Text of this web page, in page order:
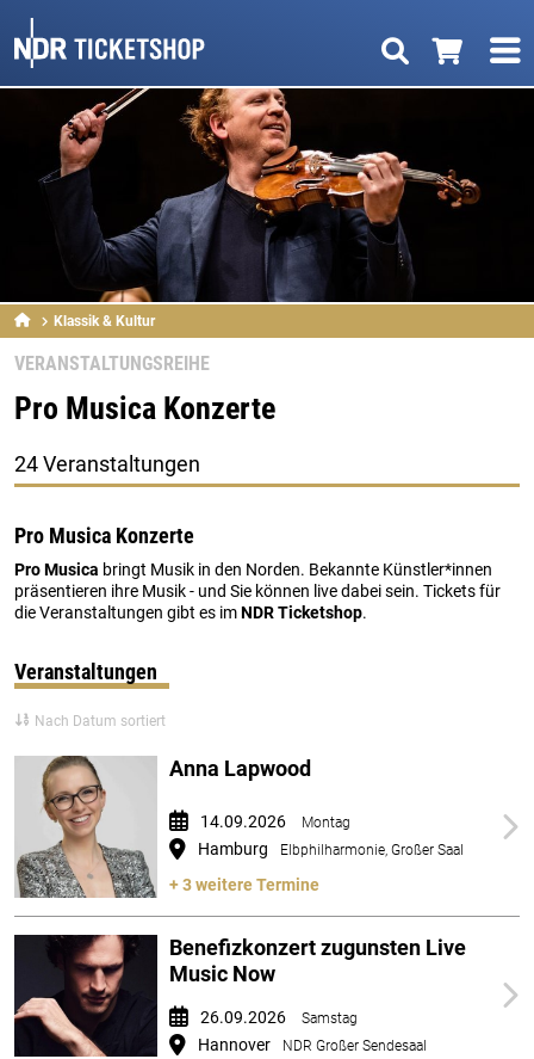
Klassik & Kultur
VERANSTALTUNGSREIHE
Pro Musica Konzerte
24 Veranstaltungen
Pro Musica Konzerte
Pro Musica bringt Musik in den Norden. Bekannte Künstler*innen
präsentieren ihre Musik - und Sie können live dabei sein. Tickets für
die Veranstaltungen gibt es imNDR Ticketshop.
Veranstaltungen
Nach Datum sortiert
Anna Lapwood
14.09.2026 Montag
Hamburg Elbphilharmonie, Großer Saal
+ 3 weitere Termine
Benefizkonzert zugunsten Live
Music Now
26.09.2026 Samstag
Hannover NDR Großer Sendesaal